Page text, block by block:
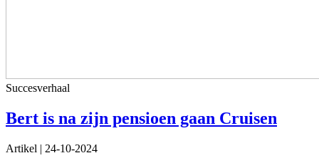
Succesverhaal
Bert is na zijn pensioen gaan Cruisen
Artikel | 24-10-2024